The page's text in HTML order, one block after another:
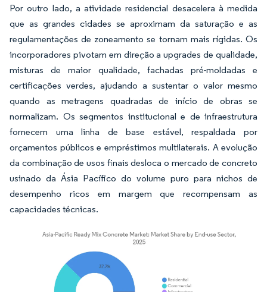
Por outro lado, a atividade residencial desacelera à medida
que as grandes cidades se aproximam da saturação e as
regulamentações de zoneamento se tornam mais rígidas. Os
incorporadores pivotam em direção a upgrades de qualidade,
misturas de maior qualidade, fachadas pré-moldadas e
certificações verdes, ajudando a sustentar o valor mesmo
quando as metragens quadradas de início de obras se
normalizam. Os segmentos institucional e de infraestrutura
fornecem uma linha de base estável, respaldada por
orçamentos públicos e empréstimos multilaterais. A evolução
da combinação de usos finais desloca o mercado de concreto
usinado da Ásia Pacífico do volume puro para nichos de
desempenho ricos em margem que recompensam as
capacidades técnicas.